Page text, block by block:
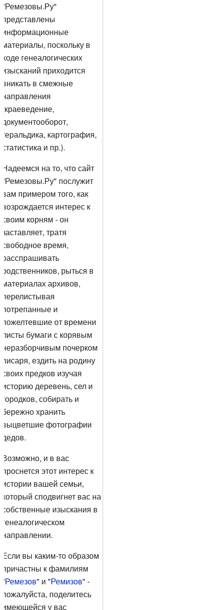
"Ремезовы.Ру"
представлены
информационные
материалы, поскольку в
ходе генеалогических
изысканий приходится
вникать в смежные
направления
(краеведение,
документооборот,
геральдика, картография,
статистика и пр.).
Надеемся на то, что сайт
"Ремезовы.Ру" послужит
вам примером того, как
возрождается интерес к
своим корням - он
заставляет, тратя
свободное время,
расспрашивать
родственников, рыться в
материалах архивов,
перелистывая
потрепанные и
пожелтевшие от времени
листы бумаги с корявым
неразборчивым почерком
писаря, ездить на родину
своих предков изучая
историю деревень, сел и
городков, собирать и
бережно хранить
выцветшие фотографии
дедов.
Возможно, и в вас
проснется этот интерес к
истории вашей семьи,
который сподвигнет вас на
собственные изыскания в
генеалогическом
направлении.
Если вы каким-то образом
причастны к фамилиям
"Ремезов" и "Ремизов" -
пожалуйста, поделитесь
имеющейся у вас